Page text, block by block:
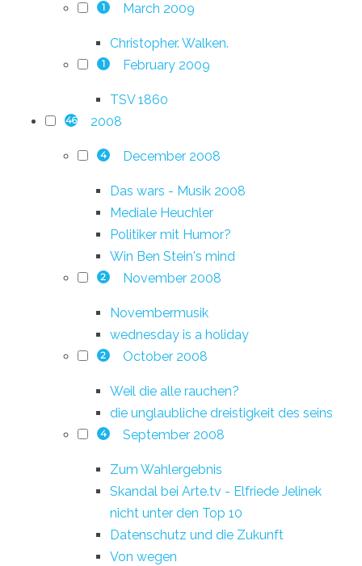
1 March 2009
Christopher. Walken.
1 February 2009
TSV 1860
46 2008
4 December 2008
Das wars - Musik 2008
Mediale Heuchler
Politiker mit Humor?
Win Ben Stein's mind
2 November 2008
Novembermusik
wednesday is a holiday
2 October 2008
Weil die alle rauchen?
die unglaubliche dreistigkeit des seins
4 September 2008
Zum Wahlergebnis
Skandal bei Arte.tv - Elfriede Jelinek
nicht unter den Top 10
Datenschutz und die Zukunft
Von wegen